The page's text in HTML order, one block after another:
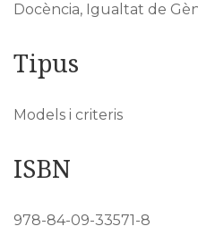
Docència, Igualtat de
Tipus
Models i criteris
ISBN
978-84-09-33571-8